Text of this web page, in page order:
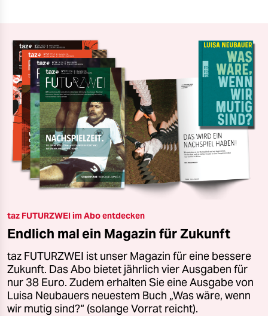
taz FUTURZWEI im Abo entdecken
Endlich mal ein Magazin für Zukunft
taz FUTURZWEI ist unser Magazin für eine bessere
Zukunft. Das Abo bietet jährlich vier Ausgaben für
nur 38 Euro. Zudem erhalten Sie eine Ausgabe von
Luisa Neubauers neuestem Buch „Was wäre, wenn
wir mutig sind?“ (solange Vorrat reicht).